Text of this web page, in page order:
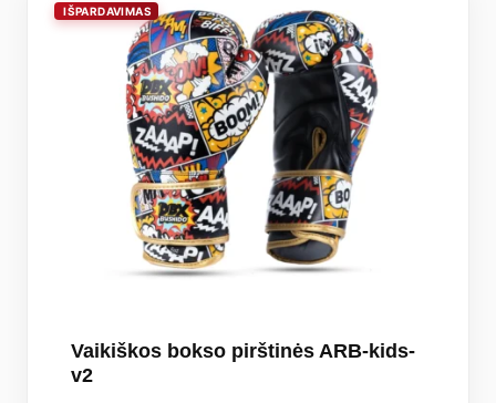
Vaikiškos bokso pirštinės ARB-kids-
v2